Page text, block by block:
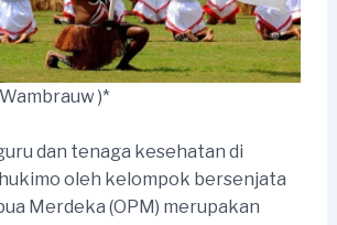
)*
dan tenaga kesehatan di
oleh kelompok bersenjata
Merdeka (OPM) merupakan